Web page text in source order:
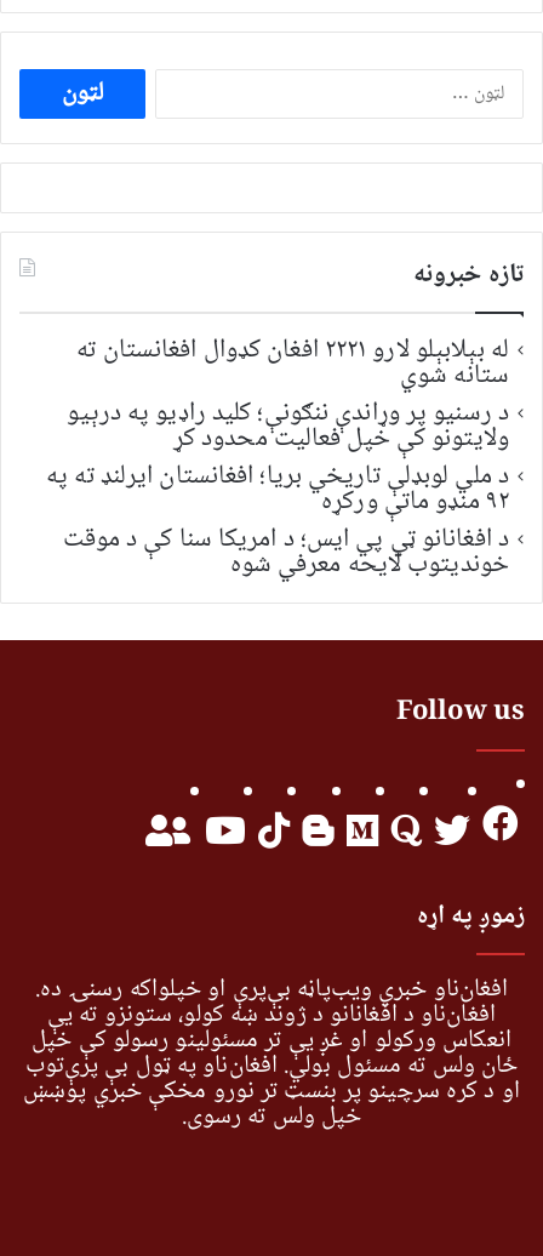
ددی
لپاره
لټون:
تازه خبرونه
له بېلابېلو لارو ۲۲۲۱ افغان کډوال افغانستان ته
ستانه شوي
د رسنیو پر وړاندې ننګونې؛ کلید راډیو په درېیو
ولایتونو کې خپل فعالیت محدود کړ
د ملي لوبډلې تاریخي بریا؛ افغانستان ایرلنډ ته په
۹۲ منډو ماتې ورکړه
د افغانانو ټي پي ایس؛ د امریکا سنا کې د موقت
خونديتوب لایحه معرفي شوه
Follow us
زموږ په اړه
افغان‌ناو خبري ویب‌پاڼه بې‌پرې او خپلواکه رسنۍ ده.
افغان‌ناو د افغانانو د ژوند ښه کولو، ستونزو ته یې
انعکاس ورکولو او غږ یې تر مسئولینو رسولو کې خپل
ځان ولس ته مسئول بولي. افغان‌ناو په ټول بې پرې‌توب
او د کره سرچینو پر بنسټ تر نورو مخکې خبري پوښښ
خپل ولس ته رسوي.